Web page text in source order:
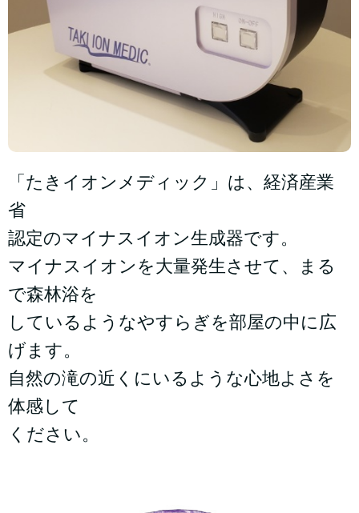
「たきイオンメディック」は、経済産業
省
認定のマイナスイオン生成器です。
マイナスイオンを大量発生させて、まる
で森林浴を
しているようなやすらぎを部屋の中に広
げます。
自然の滝の近くにいるような心地よさを
体感して
ください。